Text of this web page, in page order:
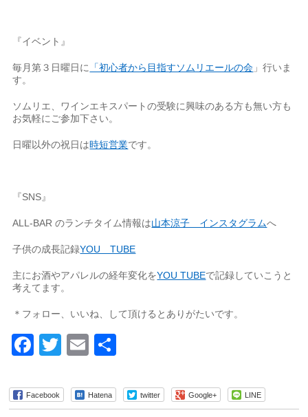
『イベント』
毎月第３日曜日に 「初心者から目指すソムリエールの会 」行いま
す。
ソムリエ、ワインエキスパートの受験に興味のある方も無い方も
お気軽にご参加下さい。
日曜以外の祝日は時短営業です。
『SNS』
ALL-BAR のランチタイム情報は山本涼子 インスタグラムへ
子供の成長記録YOU TUBE
主にお酒やアパレルの経年変化をYOU TUBEで記録していこうと
考えてます。
＊フォロー、いいね、して頂けるとありがたいです。
Facebook
TwitterEmail
Facebook Hatena twitter Google+ LINE